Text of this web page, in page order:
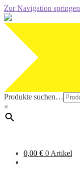
Zur Navigation springen
Produkte suchen…
×
0,00 € 0 Artikel